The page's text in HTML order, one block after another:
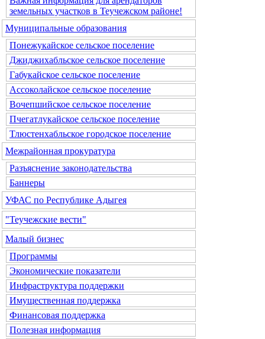
земельных участков в Теучежском районе!
Муниципальные образования
Понежукайское сельское поселение
Джиджихабльское сельское поселение
Габукайское сельское поселение
Ассоколайское сельское поселение
Вочепшийское сельское поселение
Пчегатлукайское сельское поселение
Тлюстенхабльское городское поселение
Межрайонная прокуратура
Разъяснение законодательства
Баннеры
УФАС по Республике Адыгея
"Теучежские вести"
Малый бизнес
Программы
Экономические показатели
Инфраструктура поддержки
Имущественная поддержка
Финансовая поддержка
Полезная информация